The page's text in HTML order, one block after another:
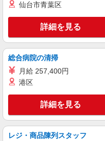
時給
残業代支給
+゜・。○。
ィブ支給(規定有) ★月2回払い・
有）★ ゜
兵庫県
派遣社員 紹介予定派遣
株式会社シエロ
スマホ携
時給
（規定あり） ゜+゜・。○。・゜+゜・。
+゜ 入社祝い金
頂くと, インセ
兵庫県
仙台市青葉区
詳細を見る
総合病院の清掃
月給 257,400円
港区
詳細を見る
レジ・商品陳列スタッフ